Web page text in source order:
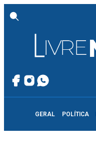
GERAL POLÍTICA